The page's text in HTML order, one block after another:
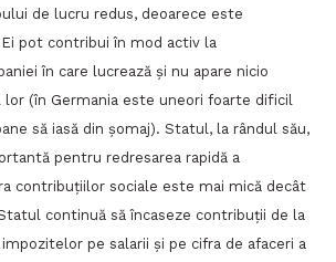
de lucru redus, deoarece este
pot contribui în mod activ la
în care lucrează și nu apare nicio
lor (în Germania este uneori foarte dificil
să iasă din șomaj). Statul, la rândul său,
pentru redresarea rapidă a
contribuțiilor sociale este mai mică decât
continuă să încaseze contribuții de la
pe salarii și pe cifra de afaceri a